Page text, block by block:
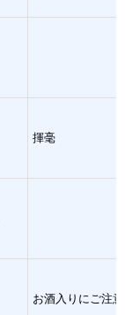
揮毫
お酒入りにご注